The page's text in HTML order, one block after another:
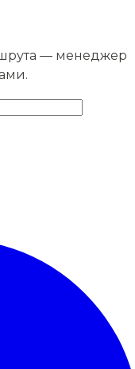
— менеджер